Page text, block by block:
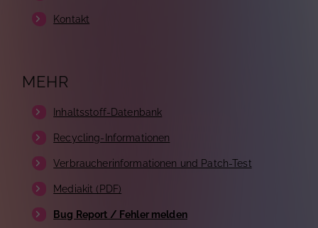
Kontakt
MEHR
Inhaltsstoff-Datenbank
Recycling-Informationen
Verbraucherinformationen und Patch-Test
Mediakit (PDF)
Bug Report / Fehler melden